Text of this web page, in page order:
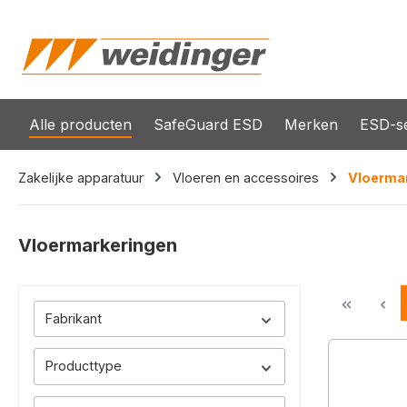
Alle producten SafeGuard ESD Merken ESD-
Zakelijke apparatuur Vloeren en accessoires
Vloermarkeringen
Fabrikant
Producttype